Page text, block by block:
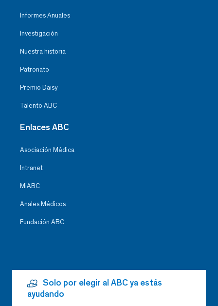
Informes Anuales
Investigación
Nuestra historia
Patronato
Premio Daisy
Talento ABC
Enlaces ABC
Asociación Médica
Intranet
MiABC
Anales Médicos
Fundación ABC
Solo por elegir al ABC ya estás
ayudando